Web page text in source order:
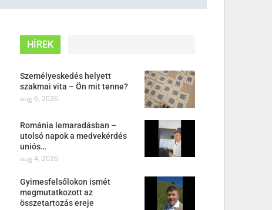
HÍREK
Személyeskedés helyett
szakmai vita – Ön mit tenne?
aug 6, 2026
Románia lemaradásban –
utolsó napok a medvekérdés
uniós…
aug 4, 2026
Gyimesfelsőlokon ismét
megmutatkozott az
összetartozás ereje